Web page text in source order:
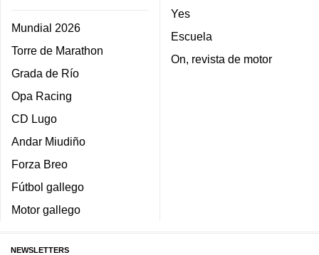
Mundial 2026
Torre de Marathon
Grada de Río
Opa Racing
CD Lugo
Andar Miudiño
Forza Breo
Fútbol gallego
Motor gallego
Yes
Escuela
On, revista de motor
NEWSLETTERS